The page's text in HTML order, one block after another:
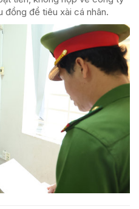
đồng để tiêu xài cá nhân.